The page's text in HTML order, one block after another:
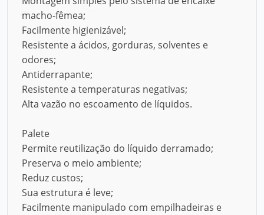
macho-fêmea;
Facilmente higienizável;
Resistente a ácidos, gorduras, solventes e
odores;
Antiderrapante;
Resistente a temperaturas negativas;
Alta vazão no escoamento de líquidos.
Palete
Permite reutilização do líquido derramado;
Preserva o meio ambiente;
Reduz custos;
Sua estrutura é leve;
Facilmente manipulado com empilhadeiras e